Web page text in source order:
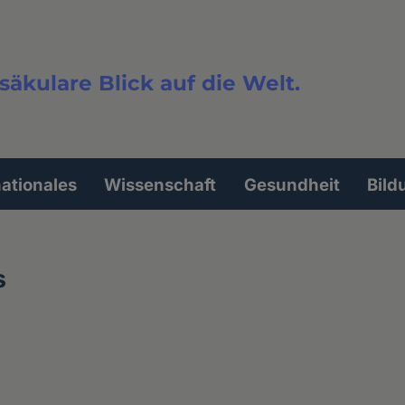
Blick auf die Welt.
Wissenschaft Gesundheit